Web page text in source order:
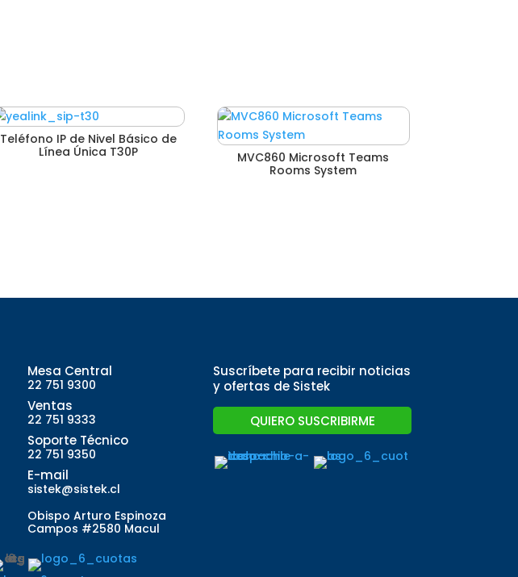
Teléfono IP de Nivel Básico de
Línea Única T30P
MVC860 Microsoft Teams
Rooms System
Mesa Central
22 751 9300
Ventas
22 751 9333
Soporte Técnico
22 751 9350
E-mail
sistek@sistek.cl
Obispo Arturo Espinoza
Campos #2580 Macul
Suscríbete para recibir noticias
y ofertas de Sistek
QUIERO SUSCRIBIRME